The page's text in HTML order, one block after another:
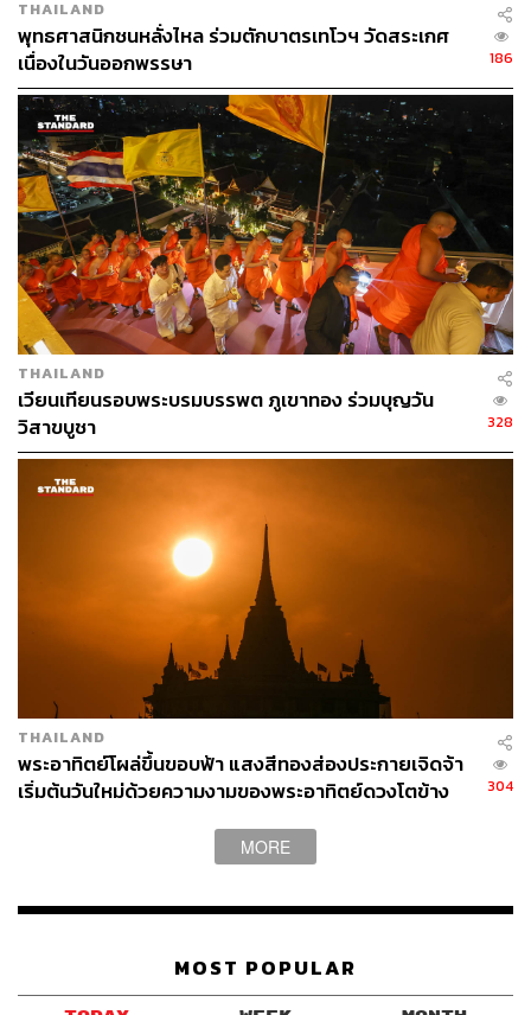
THAILAND
พุทธศาสนิกชนหลั่งไหล ร่วมตักบาตรเทโวฯ วัดสระเกศ
เนื่องในวันออกพรรษา
186
THAILAND
เวียนเทียนรอบพระบรมบรรพต ภูเขาทอง ร่วมบุญวัน
วิสาขบูชา
328
THAILAND
พระอาทิตย์โผล่ขึ้นขอบฟ้า แสงสีทองส่องประกายเจิดจ้า
เริ่มต้นวันใหม่ด้วยความงามของพระอาทิตย์ดวงโตข้าง
304
MORE
MOST POPULAR